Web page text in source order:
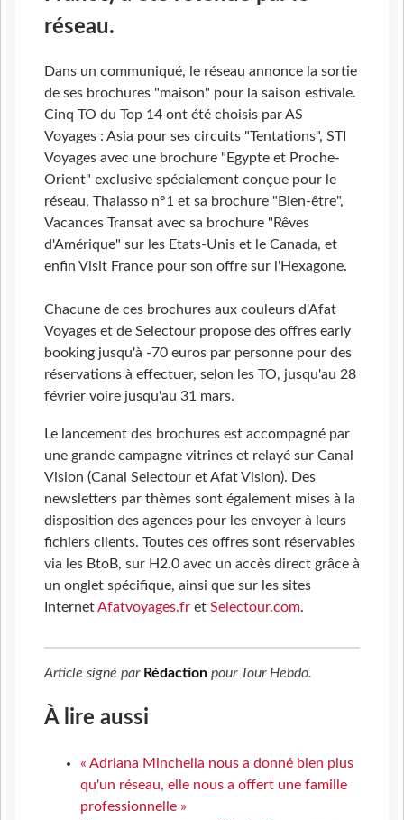
réseau.
Dans un communiqué, le réseau annonce la sortie
de ses brochures "maison" pour la saison estivale.
Cinq TO du Top 14 ont été choisis par AS
Voyages : Asia pour ses circuits "Tentations", STI
Voyages avec une brochure "Egypte et Proche-
Orient" exclusive spécialement conçue pour le
réseau, Thalasso n°1 et sa brochure "Bien-être",
Vacances Transat avec sa brochure "Rêves
d'Amérique" sur les Etats-Unis et le Canada, et
enfin Visit France pour son offre sur l'Hexagone.
Chacune de ces brochures aux couleurs d'Afat
Voyages et de Selectour propose des offres early
booking jusqu'à -70 euros par personne pour des
réservations à effectuer, selon les TO, jusqu'au 28
février voire jusqu'au 31 mars.
Le lancement des brochures est accompagné par
une grande campagne vitrines et relayé sur Canal
Vision (Canal Selectour et Afat Vision). Des
newsletters par thèmes sont également mises à la
disposition des agences pour les envoyer à leurs
fichiers clients. Toutes ces offres sont réservables
via les BtoB, sur H2.0 avec un accès direct grâce à
un onglet spécifique, ainsi que sur les sites
InternetAfatvoyages.fr et Selectour.com.
Article signé par Rédaction pour Tour Hebdo.
À lire aussi
« Adriana Minchella nous a donné bien plus
qu'un réseau, elle nous a offert une famille
professionnelle »